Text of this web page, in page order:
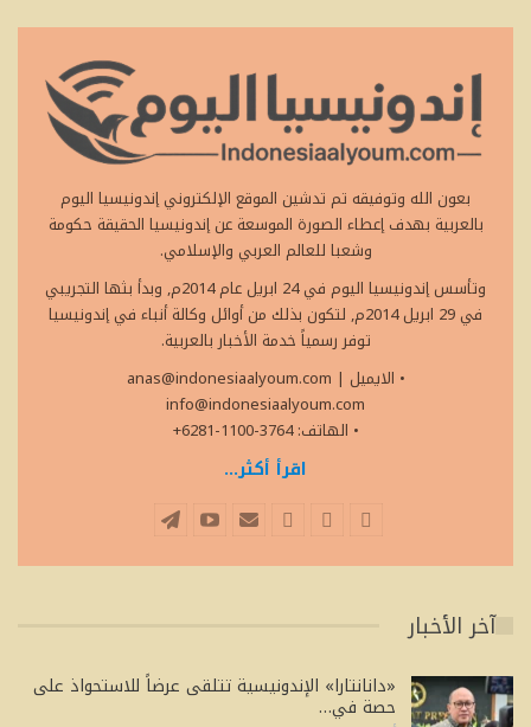
بعون الله وتوفيقه تم تدشين الموقع الإلكتروني إندونيسيا اليوم
بالعربية بهدف إعطاء الصورة الموسعة عن إندونيسيا الحقيقة حكومة
وشعبا للعالم العربي والإسلامي.
وتأسس إندونيسيا اليوم في 24 ابريل عام 2014م, وبدأ بثها التجريبي
في 29 ابريل 2014م, لتكون بذلك من أوائل وكالة أنباء في إندونيسيا
توفر رسمياً خدمة الأخبار بالعربية.
• الايميل
anas@indonesiaalyoum.com |
info@indonesiaalyoum.com
• الهاتف: 3764-1100-6281+
اقرأ أكثر...
آخر الأخبار
«دانانتارا» الإندونيسية تتلقى عرضاً للاستحواذ على
حصة في…